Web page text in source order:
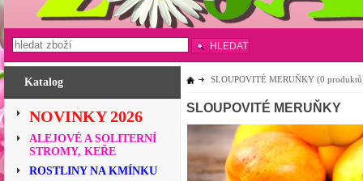
Katalog
NOVINKY 2026
ALEJOVÉ A SOLITERNÍ
STROMY, KEŘE
ROSTLINY NA KMÍNKU
SLOUPOVITÉ MERUŇKY (0
SLOUPOVITÉ MERUŇKY
HLEDAT